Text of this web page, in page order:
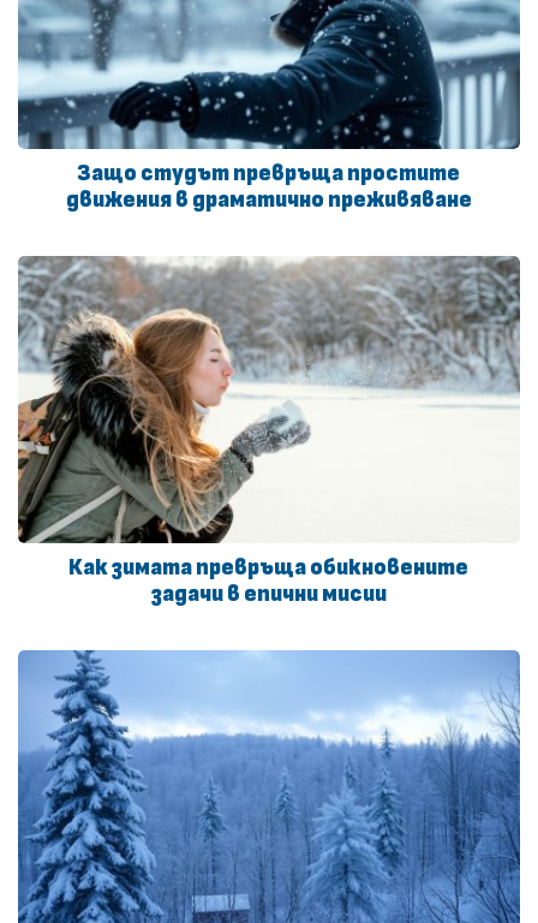
Защо студът превръща простите
движения в драматично преживяване
Как зимата превръща обикновените
задачи в епични мисии